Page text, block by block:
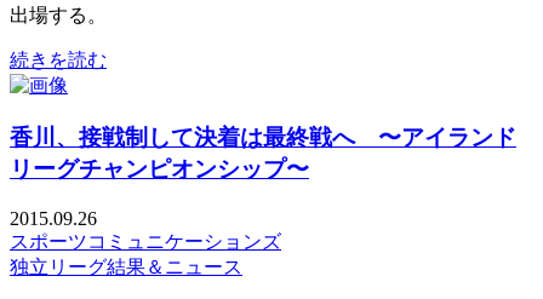
出場する。
続きを読む
香川、接戦制して決着は最終戦へ 〜アイランド
リーグチャンピオンシップ〜
2015.09.26
スポーツコミュニケーションズ
独立リーグ結果＆ニュース